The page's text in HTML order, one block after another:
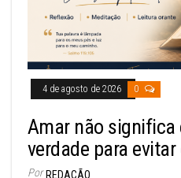
4 de agosto de 2026 0
Amar não significa
verdade para
Por REDAÇÃO